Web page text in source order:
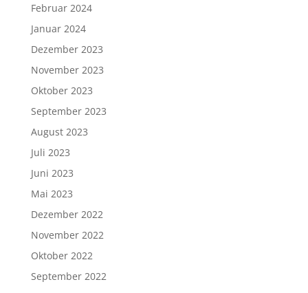
Februar 2024
Januar 2024
Dezember 2023
November 2023
Oktober 2023
September 2023
August 2023
Juli 2023
Juni 2023
Mai 2023
Dezember 2022
November 2022
Oktober 2022
September 2022